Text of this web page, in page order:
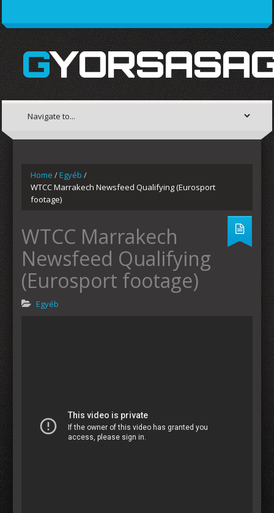
Home /Egyéb /
WTCC Marrakech Newsfeed Qualifying (Eurosport
footage)
WTCC Marrakech
Newsfeed Qualifying
(Eurosport footage)
Egyéb